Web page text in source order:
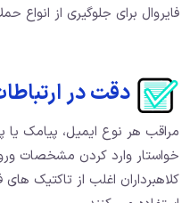
فایروال برای جلوگیری از انواع
دقت در
مراقب هر نوع ایمیل، پیامک یا
خواستار وارد کردن مشخصات
کلاهبرداران اغلب از تاکتیک